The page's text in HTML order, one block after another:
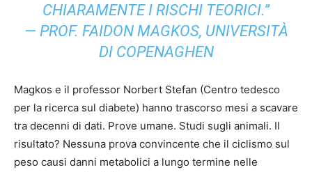
CHIARAMENTE I RISCHI TEORICI.”
— PROF. FAIDON MAGKOS, UNIVERSITÀ
DI COPENAGHEN
Magkos e il professor Norbert Stefan (Centro tedesco
per la ricerca sul diabete) hanno trascorso mesi a scavare
tra decenni di dati. Prove umane. Studi sugli animali. Il
risultato? Nessuna prova convincente che il ciclismo sul
peso causi danni metabolici a lungo termine nelle